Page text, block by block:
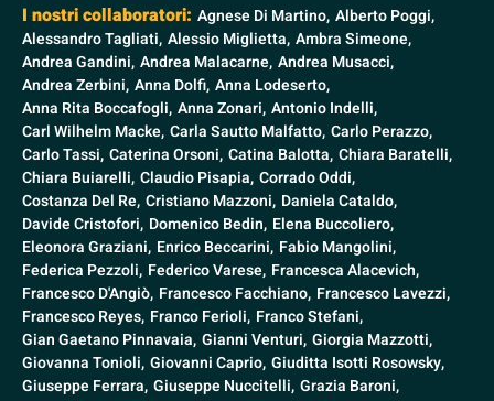
I nostri collaboratori: Agnese Di Martino, Alberto Poggi,
Alessandro Tagliati, Alessio Miglietta, Ambra Simeone,
Andrea Gandini, Andrea Malacarne, Andrea Musacci,
Andrea Zerbini, Anna Dolfi, Anna Lodeserto,
Anna Rita Boccafogli, Anna Zonari, Antonio Indelli,
Carl Wilhelm Macke, Carla Sautto Malfatto, Carlo Perazzo,
Carlo Tassi, Caterina Orsoni, Catina Balotta, Chiara Baratelli,
Chiara Buiarelli, Claudio Pisapia, Corrado Oddi,
Costanza Del Re, Cristiano Mazzoni, Daniela Cataldo,
Davide Cristofori, Domenico Bedin, Elena Buccoliero,
Eleonora Graziani, Enrico Beccarini, Fabio Mangolini,
Federica Pezzoli, Federico Varese, Francesca Alacevich,
Francesco D'Angiò, Francesco Facchiano, Francesco Lavezzi,
Francesco Reyes, Franco Ferioli, Franco Stefani,
Gian Gaetano Pinnavaia, Gianni Venturi, Giorgia Mazzotti,
Giovanna Tonioli, Giovanni Caprio, Giuditta Isotti Rosowsky,
Giuseppe Ferrara, Giuseppe Nuccitelli, Grazia Baroni,